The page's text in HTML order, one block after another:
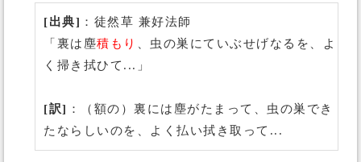
[出典] ：徒然草 兼好法師
「裏は塵積もり
、虫の巣にていぶせげなるを、よ
く掃き拭ひて...」
[訳] ：（額の）裏には塵がたまって、虫の巣でき
たならしいのを、よく払い拭き取って...